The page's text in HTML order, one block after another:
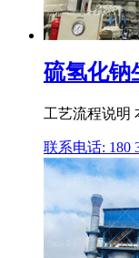
硫氢化钠
工艺流程说明
联系电话: 180